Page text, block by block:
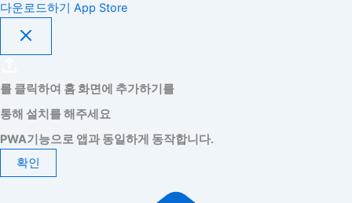
다운로드하기 App Store
를 클릭하여 홈 화면에 추가하기를
통해 설치를 해주세요
PWA기능으로 앱과 동일하게 동작합니다.
확인